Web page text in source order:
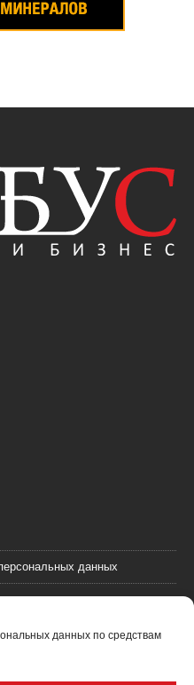
данных по средствам
данных
данных